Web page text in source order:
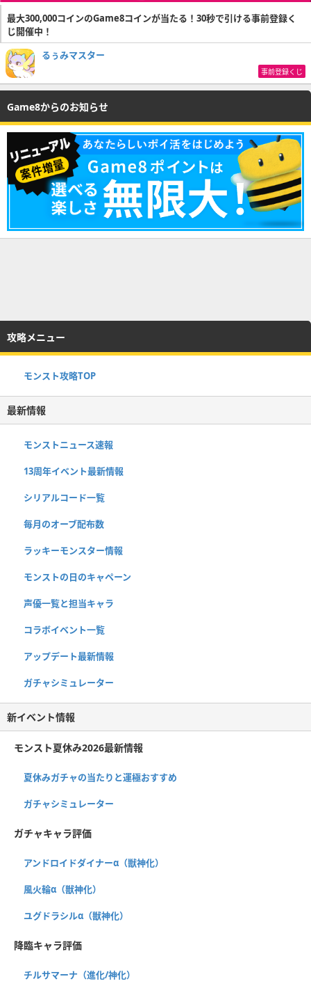
最大300,000コインのGame8コインが当たる！30秒で引ける事前登録く
じ開催中！
るぅみマスター
事前登録くじ
Game8からのお知らせ
攻略メニュー
モンスト攻略TOP
最新情報
モンストニュース速報
13周年イベント最新情報
シリアルコード一覧
毎月のオーブ配布数
ラッキーモンスター情報
モンストの日のキャペーン
声優一覧と担当キャラ
コラボイベント一覧
アップデート最新情報
ガチャシミュレーター
新イベント情報
モンスト夏休み2026最新情報
夏休みガチャの当たりと運極おすすめ
ガチャシミュレーター
ガチャキャラ評価
アンドロイドダイナーα（獣神化）
風火輪α（獣神化）
ユグドラシルα（獣神化）
降臨キャラ評価
チルサマーナ（進化/神化）